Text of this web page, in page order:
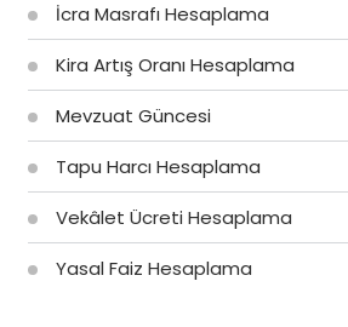
İcra Masrafı Hesaplama
Kira Artış Oranı Hesaplama
Mevzuat Güncesi
Tapu Harcı Hesaplama
Vekâlet Ücreti Hesaplama
Yasal Faiz Hesaplama